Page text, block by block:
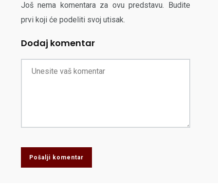
Još nema komentara za ovu predstavu. Budite
prvi koji će podeliti svoj utisak.
Dodaj komentar
Pošalji komentar